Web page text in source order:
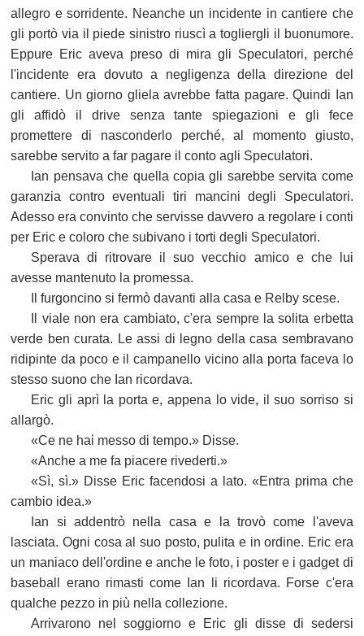
allegro e sorridente. Neanche un incidente in cantiere che
gli portò via il piede sinistro riuscì a togliergli il buonumore.
Eppure Eric aveva preso di mira gli Speculatori, perché
l'incidente era dovuto a negligenza della direzione del
cantiere. Un giorno gliela avrebbe fatta pagare. Quindi Ian
gli affidò il drive senza tante spiegazioni e gli fece
promettere di nasconderlo perché, al momento giusto,
sarebbe servito a far pagare il conto agli Speculatori.
Ian pensava che quella copia gli sarebbe servita come
garanzia contro eventuali tiri mancini degli Speculatori.
Adesso era convinto che servisse davvero a regolare i conti
per Eric e coloro che subivano i torti degli Speculatori.
Sperava di ritrovare il suo vecchio amico e che lui
avesse mantenuto la promessa.
Il furgoncino si fermò davanti alla casa e Relby scese.
Il viale non era cambiato, c'era sempre la solita erbetta
verde ben curata. Le assi di legno della casa sembravano
ridipinte da poco e il campanello vicino alla porta faceva lo
stesso suono che Ian ricordava.
Eric gli aprì la porta e, appena lo vide, il suo sorriso si
allargò.
«Ce ne hai messo di tempo.» Disse.
«Anche a me fa piacere rivederti.»
«Sì, sì.» Disse Eric facendosi a lato. «Entra prima che
cambio idea.»
Ian si addentrò nella casa e la trovò come l'aveva
lasciata. Ogni cosa al suo posto, pulita e in ordine. Eric era
un maniaco dell'ordine e anche le foto, i poster e i gadget di
baseball erano rimasti come Ian li ricordava. Forse c'era
qualche pezzo in più nella collezione.
Arrivarono nel soggiorno e Eric gli disse di sedersi